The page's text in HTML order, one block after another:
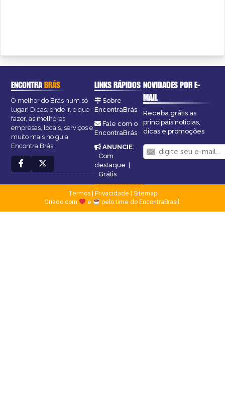
ENCONTRABRÁS
O melhor do Brás num só
lugar! Dicas, onde ir, o que
fazer, as melhores
empresas, locais, serviços e
muito mais no guia
Encontra Brás.
LINKS RÁPIDOS
Sobre
EncontraBrás
Fale com o
EncontraBrás
ANUNCIE:
Com
destaque |
Grátis
NOVIDADES POR E-
MAIL
Receba grátis as
principais notícias,
dicas e promoções
Termos| Privacidade
Sitemap
Criado com
e pelo time do EncontraBrasil